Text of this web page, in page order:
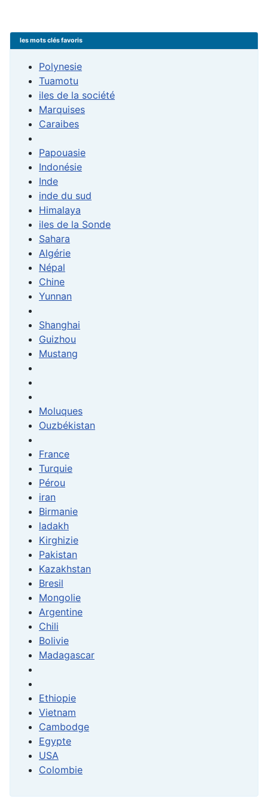
les mots clés favoris
Polynesie
Tuamotu
iles de la société
Marquises
Caraibes
Papouasie
Indonésie
Inde
inde du sud
Himalaya
iles de la Sonde
Sahara
Algérie
Népal
Chine
Yunnan
Shanghai
Guizhou
Mustang
Moluques
Ouzbékistan
France
Turquie
Pérou
iran
Birmanie
ladakh
Kirghizie
Pakistan
Kazakhstan
Bresil
Mongolie
Argentine
Chili
Bolivie
Madagascar
Ethiopie
Vietnam
Cambodge
Egypte
USA
Colombie